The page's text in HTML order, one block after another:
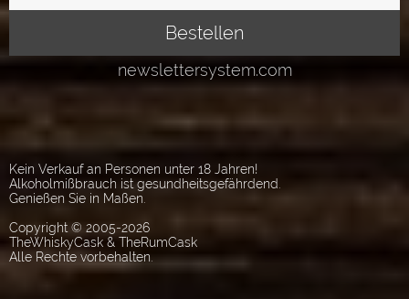
Kein Verkauf an Personen unter 18 Jahren!
Alkoholmißbrauch ist gesundheitsgefährdend.
Genießen Sie in Maßen.
Copyright © 2005-2026
TheWhiskyCask & TheRumCask
Alle Rechte vorbehalten.